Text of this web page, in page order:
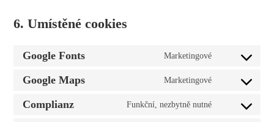
6. Umístěné cookies
Google Fonts Marketingové
Consent
google-
Google Maps Marketingové
Consent
Complianz Funkční, nezbytně nutné
Consent